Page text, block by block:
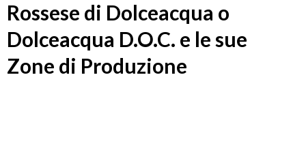
Rossese di Dolceacqua o
Dolceacqua D.O.C. e le sue
Zone di Produzione